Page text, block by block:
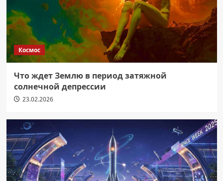
Космос
Что ждет Землю в период затяжной
солнечной депрессии
23.02.2026